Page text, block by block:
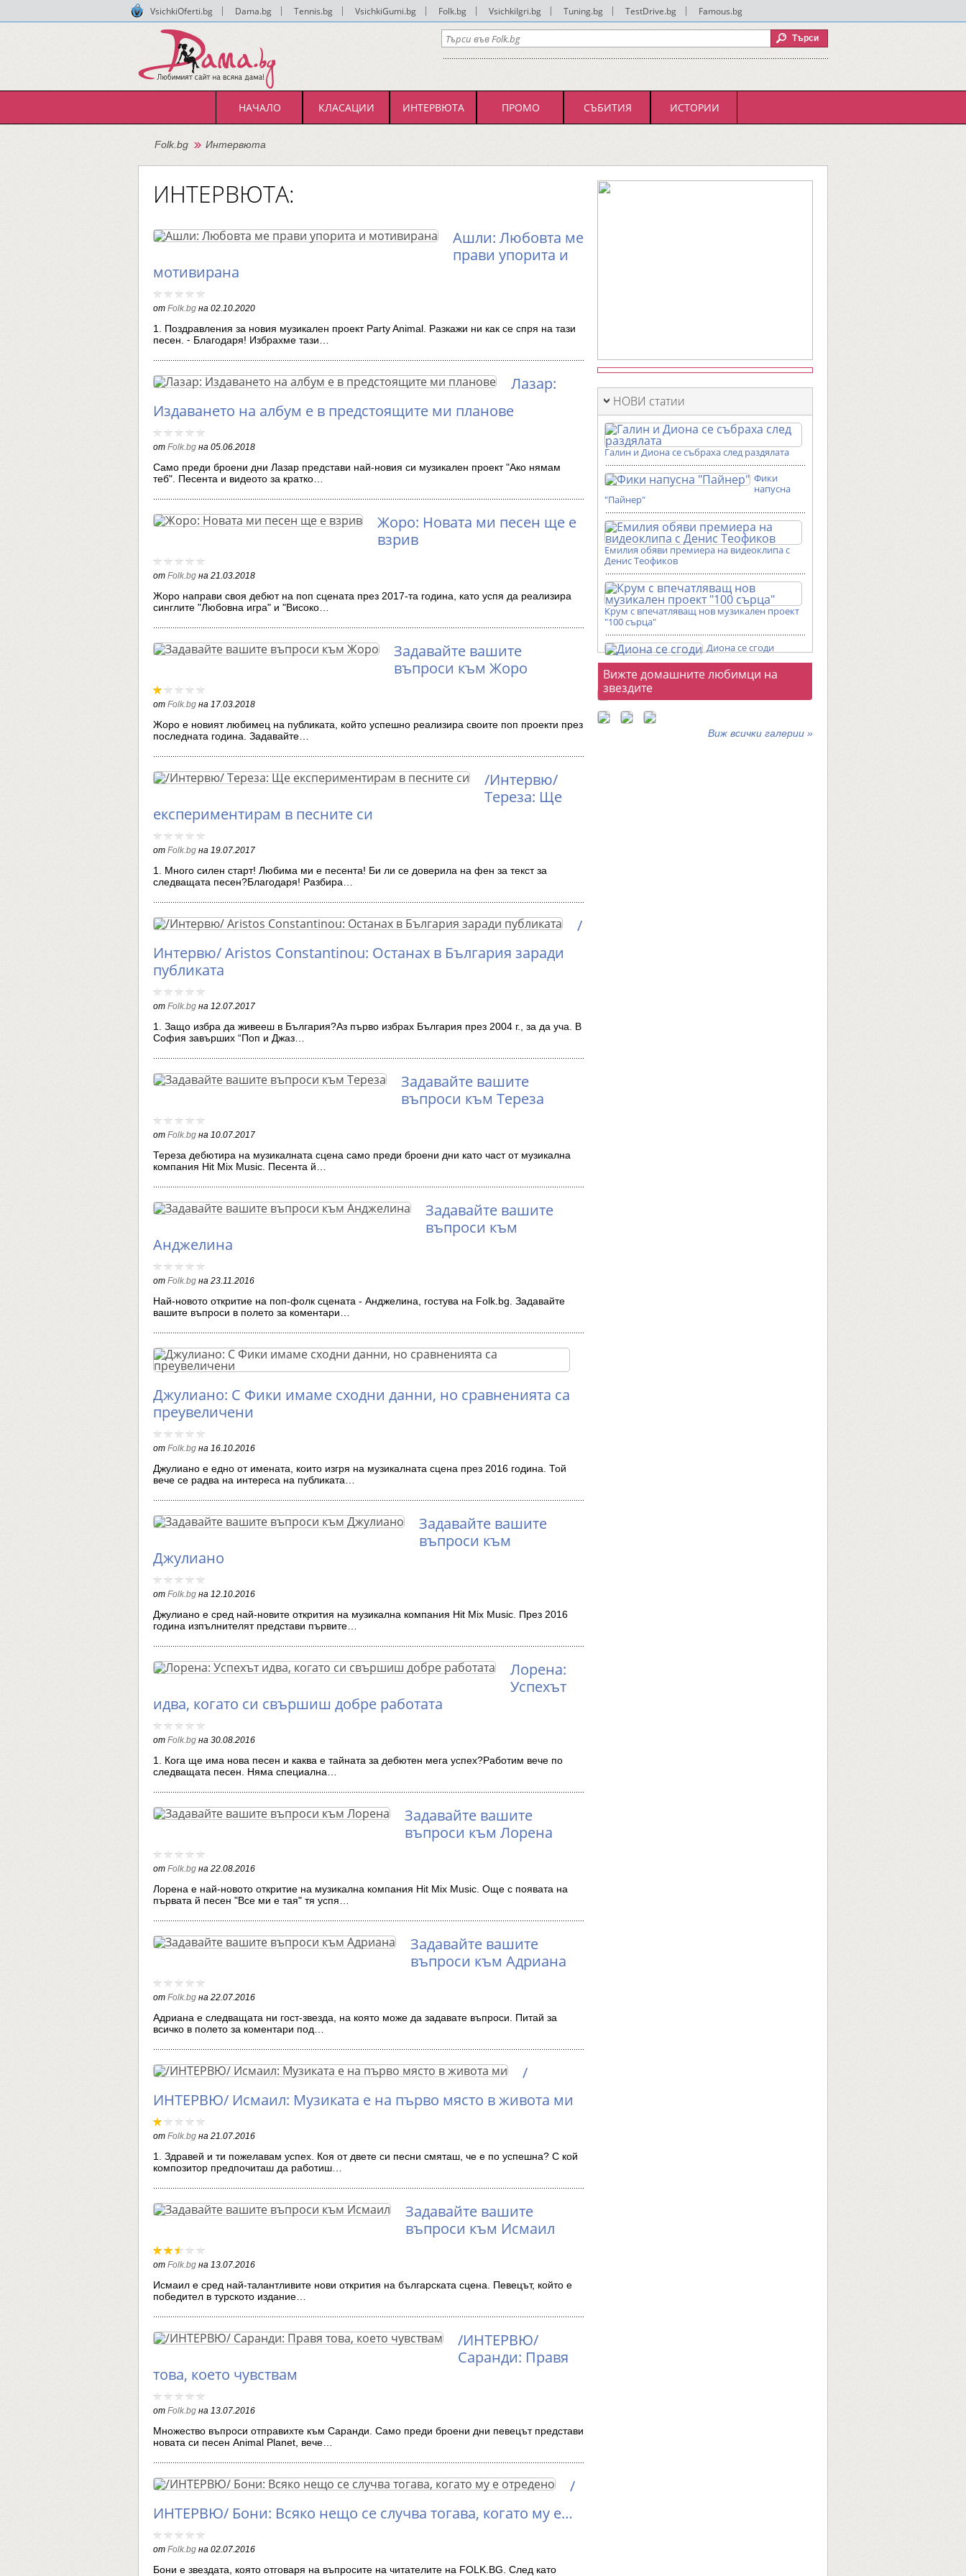
VsichkiOferti.bg Dama.bg Tennis.bg VsichkiGumi.bg Folk.bg VsichkiIgri.bg Tuning.bg TestDrive.bg Famous.bg
НАЧАЛО КЛАСАЦИИ ИНТЕРВЮТА ПРОМО СЪБИТИЯ ИСТОРИИ
Folk.bg Интервюта
ИНТЕРВЮТА:
Ашли: Любовта ме
прави упорита и
мотивирана
от Folk.bg на 02.10.2020
1. Поздравления за новия музикален проект Party Animal. Разкажи ни как се спря на тази
песен. ⁃ Благодаря! Избрахме тази…
Лазар:
Издаването на албум е в предстоящите ми планове
от Folk.bg на 05.06.2018
Само преди броени дни Лазар представи най-новия си музикален проект "Ако нямам
теб". Песента и видеото за кратко…
Жоро: Новата ми песен ще е
взрив
от Folk.bg на 21.03.2018
Жоро направи своя дебют на поп сцената през 2017-та година, като успя да реализира
синглите "Любовна игра" и "Високо…
Задавайте вашите
въпроси към Жоро
от Folk.bg на 17.03.2018
Жоро е новият любимец на публиката, който успешно реализира своите поп проекти през
последната година. Задавайте…
/Интервю/
Тереза: Ще
експериментирам в песните си
от Folk.bg на 19.07.2017
1. Много силен старт! Любима ми е песента! Би ли се доверила на фен за текст за
следващата песен?Благодаря! Разбира…
/
Интервю/ Aristos Constantinou: Останах в България заради
публиката
от Folk.bg на 12.07.2017
1. Защо избра да живееш в България?Аз първо избрах България през 2004 г., за да уча. В
София завърших “Поп и Джаз…
Задавайте вашите
въпроси към Тереза
от Folk.bg на 10.07.2017
Тереза дебютира на музикалната сцена само преди броени дни като част от музикална
компания Hit Mix Music. Песента й…
Задавайте вашите
въпроси към
Анджелина
от Folk.bg на 23.11.2016
Най-новото откритие на поп-фолк сцената - Анджелина, гостува на Folk.bg. Задавайте
вашите въпроси в полето за коментари…
Джулиано: С Фики имаме сходни данни, но сравненията са
преувеличени
от Folk.bg на 16.10.2016
Джулиано е едно от имената, които изгря на музикалната сцена през 2016 година. Той
вече се радва на интереса на публиката…
Задавайте вашите
въпроси към
Джулиано
от Folk.bg на 12.10.2016
Джулиано е сред най-новите открития на музикална компания Hit Mix Music. През 2016
година изпълнителят представи първите…
Лорена:
Успехът
идва, когато си свършиш добре работата
от Folk.bg на 30.08.2016
1. Кога ще има нова песен и каква е тайната за дебютен мега успех?Работим вече по
следващата песен. Няма специална…
Задавайте вашите
въпроси към Лорена
от Folk.bg на 22.08.2016
Лорена е най-новото откритие на музикална компания Hit Mix Music. Още с появата на
първата й песен "Все ми е тая" тя успя…
Задавайте вашите
въпроси към Адриана
от Folk.bg на 22.07.2016
Адриана е следващата ни гост-звезда, на която може да задавате въпроси. Питай за
всичко в полето за коментари под…
/
ИНТЕРВЮ/ Исмаил: Музиката е на първо място в живота ми
от Folk.bg на 21.07.2016
1. Здравей и ти пожелавам успех. Коя от двете си песни смяташ, че е по успешна? С кой
композитор предпочиташ да работиш…
Задавайте вашите
въпроси към Исмаил
от Folk.bg на 13.07.2016
Исмаил е сред най-талантливите нови открития на българската сцена. Певецът, който е
победител в турското издание…
/ИНТЕРВЮ/
Саранди: Правя
това, което чувствам
от Folk.bg на 13.07.2016
Множество въпроси отправихте към Саранди. Само преди броени дни певецът представи
новата си песен Animal Planet, вече…
/
ИНТЕРВЮ/ Бони: Всяко нещо се случва тогава, когато му е…
от Folk.bg на 02.07.2016
Бони е звездата, която отговаря на въпросите на читателите на FOLK.BG. След като
НОВИ статии
Галин и Диона се събраха след раздялата
Фики
напусна
"Пайнер"
Емилия обяви премиера на видеоклипа с
Денис Теофиков
Крум с впечатляващ нов музикален проект
"100 сърца"
Диона се сгоди
Фотогалерии
Вижте домашните любимци на
звездите
Виж всички галерии »